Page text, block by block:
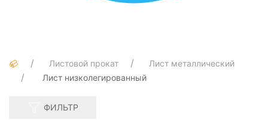
Листовой прокат
Лист металлический
Лист низколегированный
ФИЛЬТР